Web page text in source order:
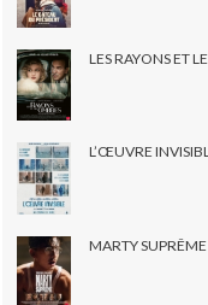
LES RAYONS ET
L’ŒUVRE
MARTY